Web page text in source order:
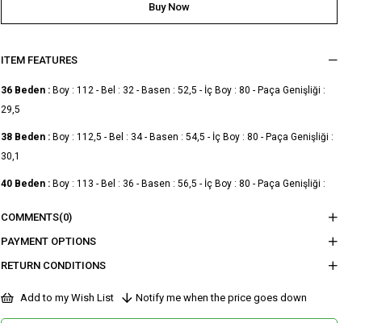
ITEM FEATURES
36 Beden : Boy : 112 - Bel : 32 - Basen : 52,5 - İç Boy : 80 - Paça Genişliği :
29,5
38 Beden : Boy : 112,5 - Bel : 34 - Basen : 54,5 - İç Boy : 80 - Paça Genişliği :
30,1
40 Beden : Boy : 113 - Bel : 36 - Basen : 56,5 - İç Boy : 80 - Paça Genişliği :
Woman
Category Pants
COMMENTS(0)
PAYMENT OPTIONS
RETURN CONDITIONS
Add to my Wish List Notify me when the price goes down